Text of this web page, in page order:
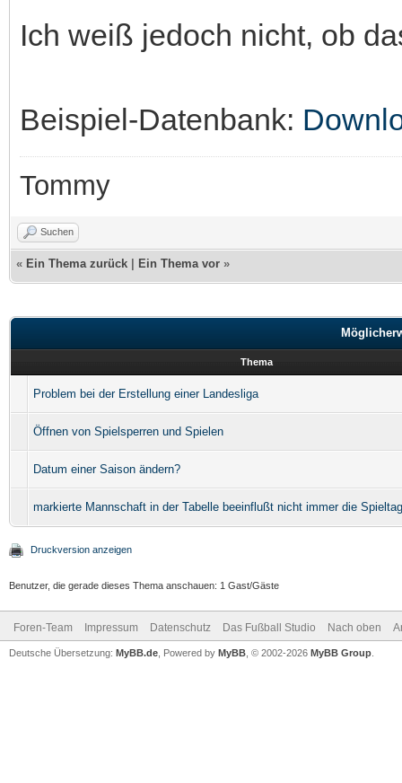
Ich weiß jedoch nicht, ob
Beispiel-Datenbank:
Tommy
Suchen
« Ein Thema zurück Ein Thema vor »
Thema
Problem bei der Erstellung einer Landesliga
Öffnen von Spielsperren und Spielen
Datum einer Saison ändern?
markierte Mannschaft in der Tabelle beeinflußt nicht immer die
Druckversion anzeigen
Benutzer, die gerade dieses Thema anschauen: 1 Gast/Gäste
Foren-Team Impressum Datenschutz Das Fußball Studio Nach oben
Deutsche Übersetzung: MyBB.de , Powered by MyBB , © 2002-2026 MyBB Group